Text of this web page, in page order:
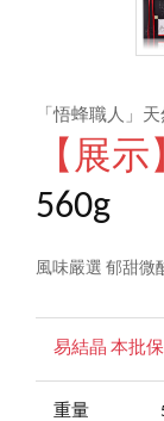
「悟蜂職人」
【展示
560g
風味嚴選 郁甜微
易結晶 本批
重量